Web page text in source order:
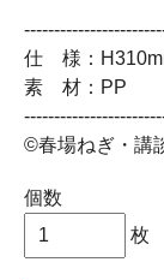
仕 様：
素 材：PP
©春場ねぎ・講
個数
枚